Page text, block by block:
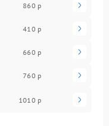
860 р
410 р
660 р
760 р
1010 р